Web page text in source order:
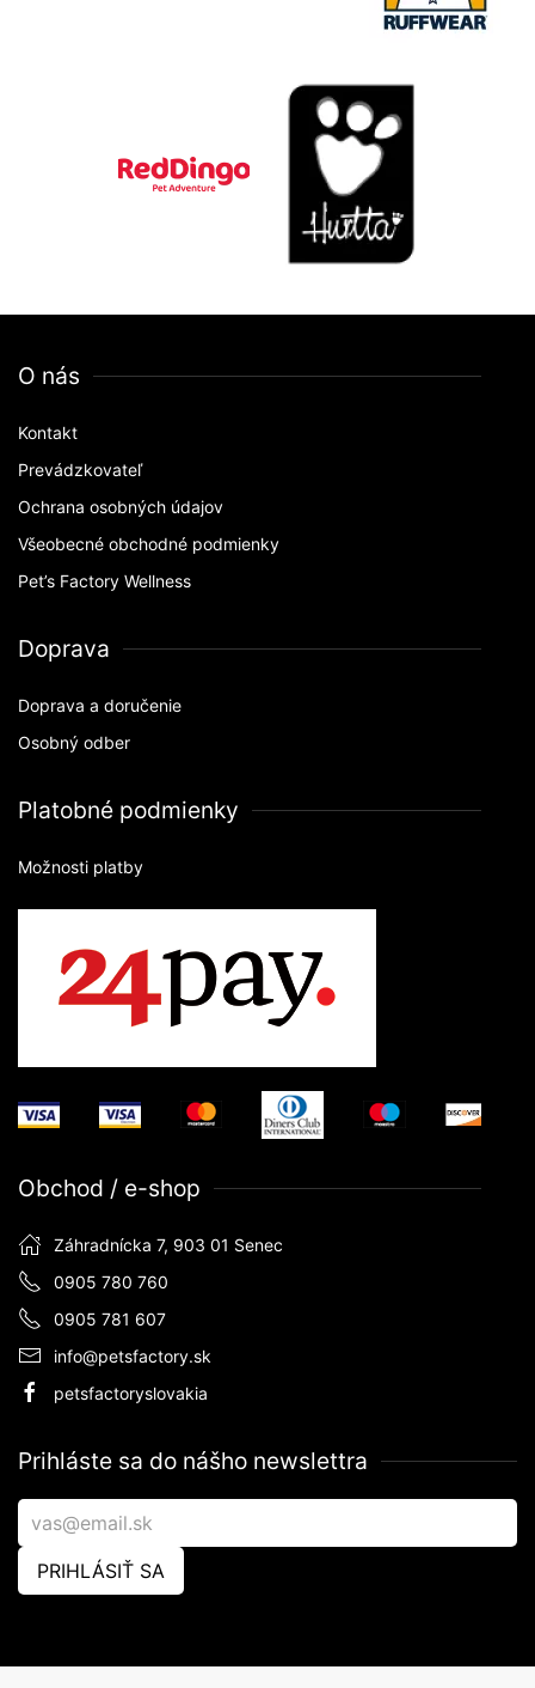
O nás
Kontakt
Prevádzkovateľ
Ochrana osobných údajov
Všeobecné obchodné podmienky
Pet’s Factory Wellness
Doprava
Doprava a doručenie
Osobný odber
Platobné podmienky
Možnosti platby
Obchod / e-shop
Záhradnícka 7, 903 01 Senec
0905 780 760
0905 781 607
info@petsfactory.sk
petsfactoryslovakia
Prihláste sa do nášho newslettra
PRIHLÁSIŤ SA